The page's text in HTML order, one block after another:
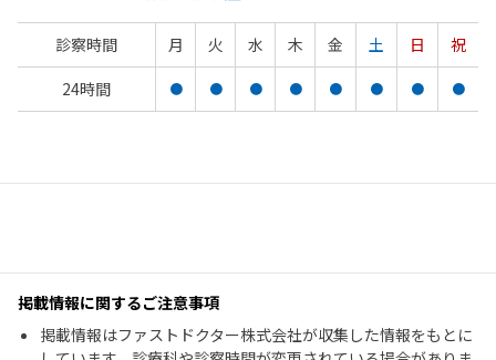
診察時間 月 火 水 木 金 土 日
祝
24時間
● ● ● ● ● ● ● ●
掲載情報に関するご注意事項
掲載情報はファストドクター株式会社が収集した情報をもとに